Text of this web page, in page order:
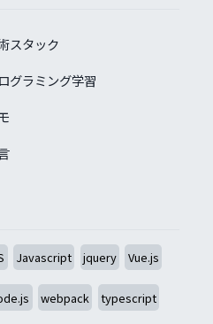
スタック
グラミング学習
Javascript jquery Vue.js
webpack typescript